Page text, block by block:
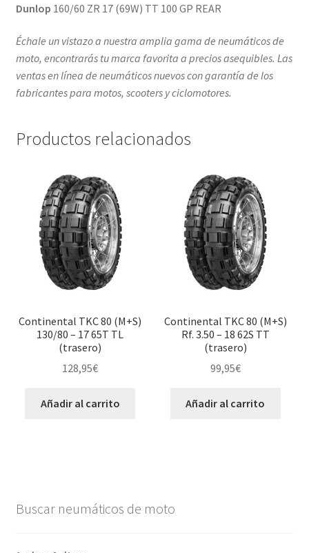
Dunlop 160/60 ZR 17 (69W) TT 100 GP REAR
Échale un vistazo a nuestra amplia gama de neumáticos de
moto, encontrarás tu marca favorita a precios asequibles. Las
ventas en línea de neumáticos nuevos con garantía de los
fabricantes para motos, scooters y ciclomotores.
Productos relacionados
Continental TKC 80 (M+S)
130/80 – 17 65T TL
(trasero)
128,95€
Añadir al carrito
Continental TKC 80 (M+S)
Rf. 3.50 – 18 62S TT
(trasero)
99,95€
Añadir al carrito
Buscar neumáticos de moto